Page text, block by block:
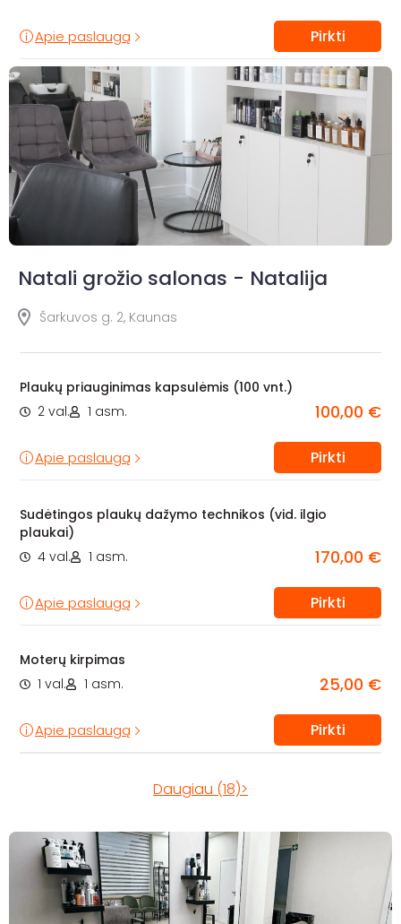
Apie paslaugą Pirkti
Natali grožio salonas - Natalija
Šarkuvos g. 2, Kaunas
Plaukų priauginimas kapsulėmis (100 vnt.)
2 val.
1 asm. 100,00 €
Apie paslaugą Pirkti
Sudėtingos plaukų dažymo technikos (vid. ilgio
plaukai)
4 val.
1 asm. 170,00 €
Apie paslaugą Pirkti
Moterų kirpimas
1 val.
1 asm. 25,00 €
Apie paslaugą Pirkti
Daugiau (18)>